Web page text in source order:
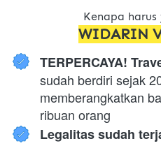
Kenapa
WIDARIN
TERPERCAYA!
sudah berdiri sejak
memberangkatkan
ribuan orang
Legalitas sudah